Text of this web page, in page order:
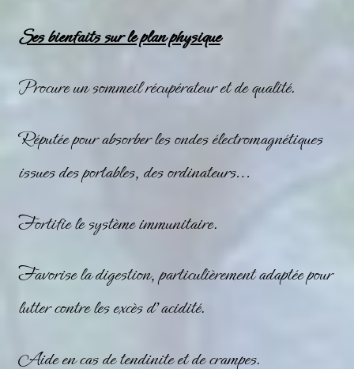
Ses bienfaits sur le plan physique
Procure un sommeil récupérateur et de qualité.
Réputée pour absorber les ondes électromagnétiques
issues des portables, des ordinateurs…
Fortifie le système immunitaire.
Favorise la digestion, particulièrement adaptée pour
lutter contre les excès d’acidité.
Aide en cas de tendinite et de crampes.